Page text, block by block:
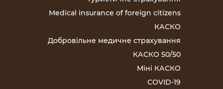
Medical insurance of foreign citizens
КАСКО
Добровільне медичне страхування
КАСКО 50/50
Міні КАСКО
COVID-19